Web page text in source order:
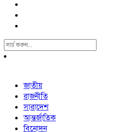
Search
For:
জাতীয়
রাজনীতি
সারাদেশ
আন্তর্জাতিক
বিনোদন